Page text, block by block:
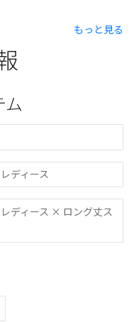
もっと見る
ディース
ディース × ロング丈ス